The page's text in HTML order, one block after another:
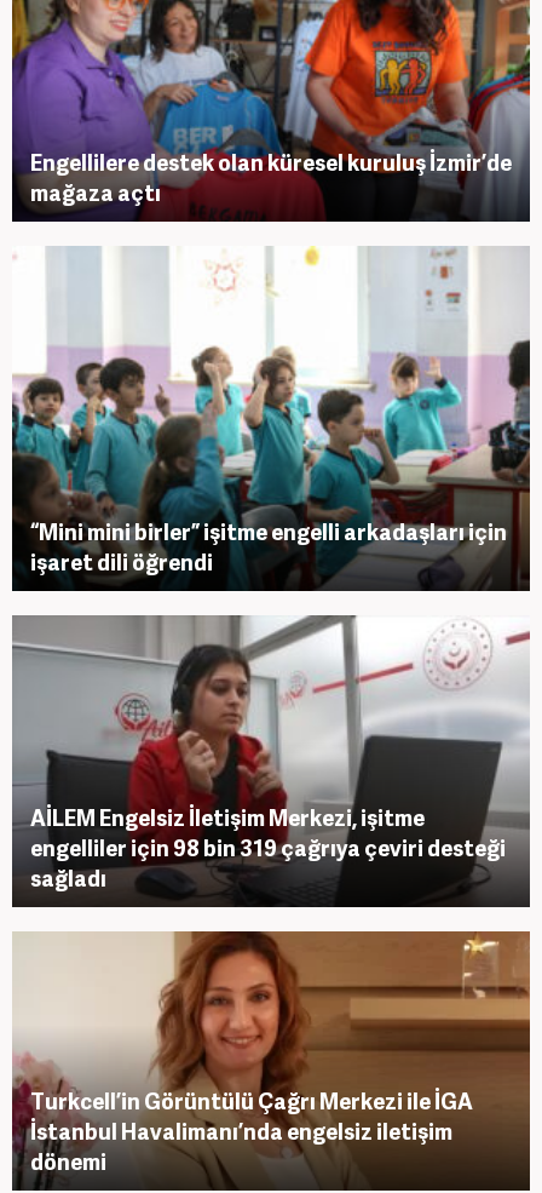
Engellilere destek olan küresel kuruluş İzmir’de
mağaza açtı
“Mini mini birler” işitme engelli arkadaşları için
işaret dili öğrendi
AİLEM Engelsiz İletişim Merkezi, işitme
engelliler için 98 bin 319 çağrıya çeviri desteği
sağladı
Turkcell’in Görüntülü Çağrı Merkezi ile İGA
İstanbul Havalimanı’nda engelsiz iletişim
dönemi